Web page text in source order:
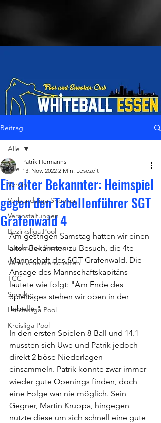
LiveStream
Beitrag
Alle
Verein
Verbandsliga Snooker
Veranstaltungen
Bezirksliga Pool
Landesliga Snooker
Vereinsmeisterschaften
TCC
Snooker
Landesliga Pool
Kreisliga Pool
Alle
Ein alter Bekannter: Heimspiel
gegen den Tabellenführer SGT
Grafenwald 4
Patrik Hermanns
13. Nov. 2022 2 Min. Lesezeit
Am gestrigen Samstag hatten wir einen
alten Bekannten zu Besuch, die 4te
Mannschaft des SGT Grafenwald. Die
Ansage des Mannschaftskapitäns
lautete wie folgt: "Am Ende des
Spieltages stehen wir oben in der
Tabelle."
In den ersten Spielen 8-Ball und 14.1
mussten sich Uwe und Patrik jedoch
direkt 2 böse Niederlagen
einsammeln. Patrik konnte zwar immer
wieder gute Openings finden, doch
eine Folge war nie möglich. Sein
Gegner, Martin Kruppa, hingegen
nutzte diese um sich schnell eine gute